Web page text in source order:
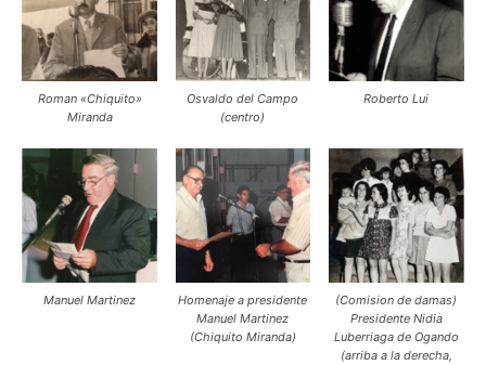
Roman «Chiquito»
Miranda
Osvaldo del Campo
(centro)
Roberto Lui
Manuel Martinez
Homenaje a presidente
Manuel Martinez
(Chiquito Miranda)
(Comision de damas)
Presidente Nidia
Luberriaga de Ogando
(arriba a la derecha,